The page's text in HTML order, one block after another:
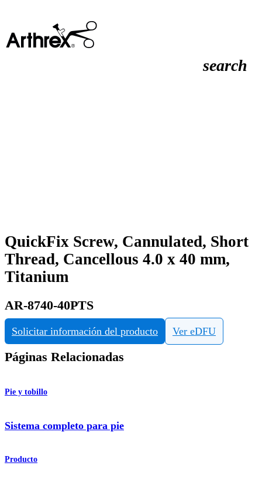
search
QuickFix Screw, Cannulated, Short
Thread, Cancellous 4.0 x 40 mm,
Titanium
AR-8740-40PTS
Solicitar información del producto Ver eDFU
Páginas Relacionadas
Pie y tobillo
Sistema completo para pie
Producto